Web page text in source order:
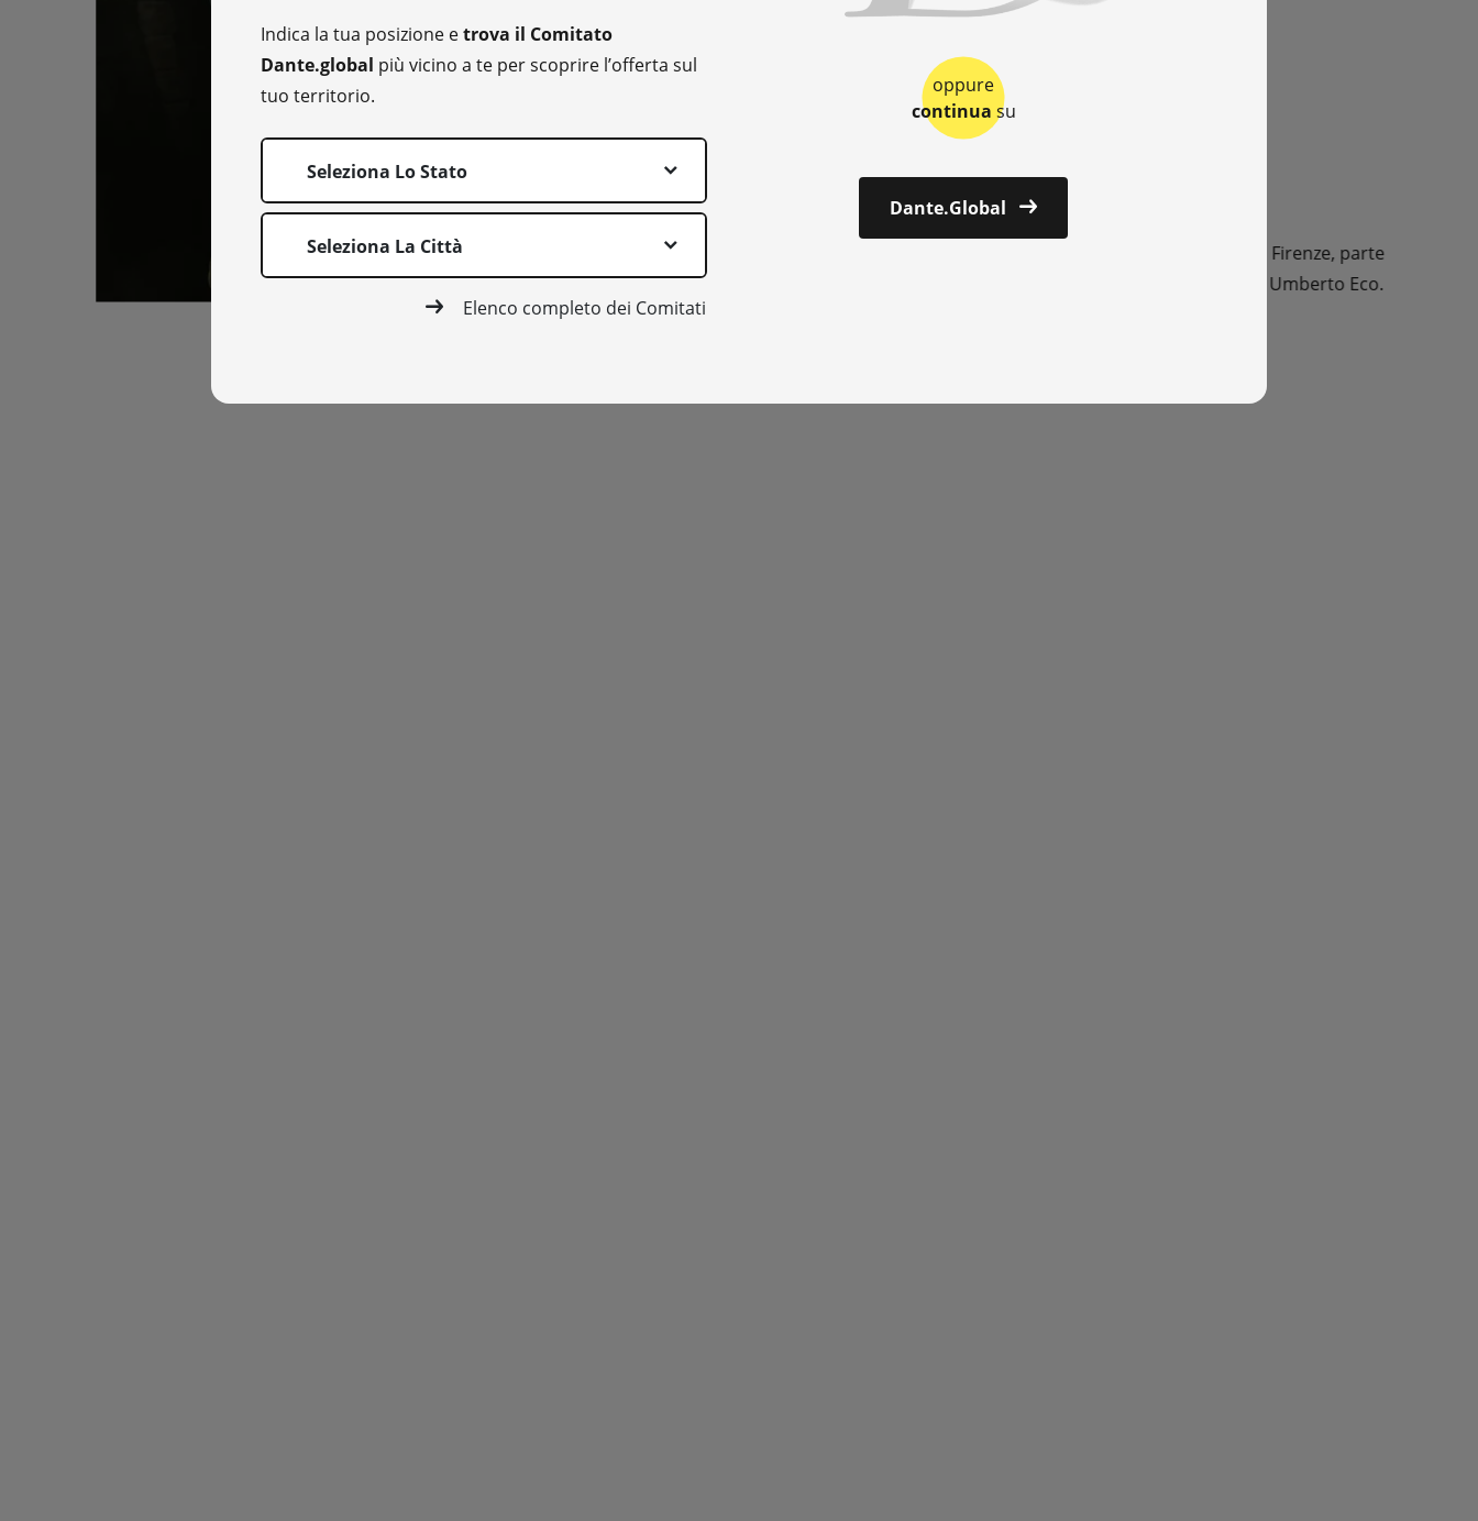
il nome delle
cose
hanno visitato l’esposizione di Palazzo Firenze, parte
del progetto della Società Dante Alighieri con la Fondazione Umberto Eco.
Indica la tua posizione etrova il Comitato
Dante.global più vicino a te per scoprire l’offerta sul
tuo territorio.
Seleziona Lo Stato
Seleziona La Città
Elenco completo dei Comitati
oppure
continua su
Dante.Global